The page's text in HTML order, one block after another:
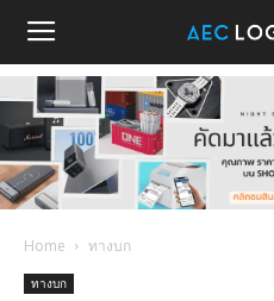
Home ทางบก
ทางบก